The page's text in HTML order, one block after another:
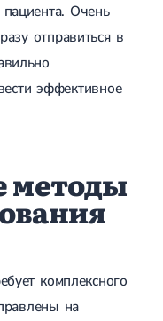
Очень
отправиться в
эффективное
методы
комплексного
на